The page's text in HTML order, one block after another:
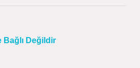
Bağlı Değildir